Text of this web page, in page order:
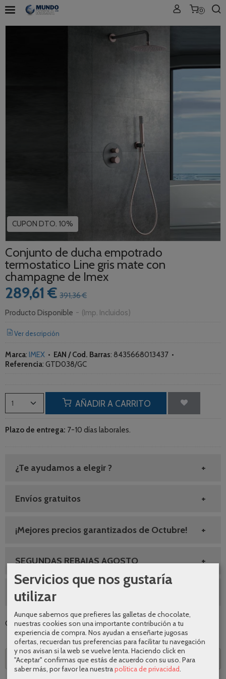
0
CUPON DTO. 10%
Conjunto de ducha empotrado
termostatico Line gris mate con
champagne de Imex
289,61 € 391,36 €
Producto Disponible - (Imp. Incluidos)
Ver descripción
Marca: IMEX • EAN / Cod. Barras: 8435668013437 •
Referencia: GTD038/GC
AÑADIR A CARRITO
Plazo de entrega: 7-10 días laborales.
¿Te ayudamos a elegir ?
Envíos gratuitos
¡Mejores precios garantizados de Octubre!
SEGUNDAS REBAJAS AGOSTO
10% DESCUENTO GRIFERIA
Categoría: Grifería| Tags:|Comentarios
Descripción
Servicios que nos gustaría
utilizar
Aunque sabemos que prefieres las galletas de chocolate,
nuestras cookies son una importante contribución a tu
experiencia de compra. Nos ayudan a enseñarte jugosas
ofertas, recuerdan tus preferencias para facilitar tu navegación
y nos avisan si la web se vuelve lenta. Haciendo click en
"Aceptar" confirmas que estás de acuerdo con su uso. Para
saber más, por favor lea nuestrapolítica de privacidad